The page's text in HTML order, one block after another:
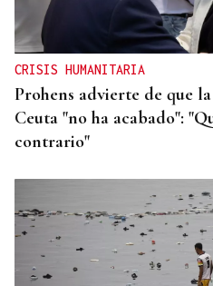
CRISIS HUMANITARIA
Prohens advierte de que
Ceuta "no ha acabado":
contrario"